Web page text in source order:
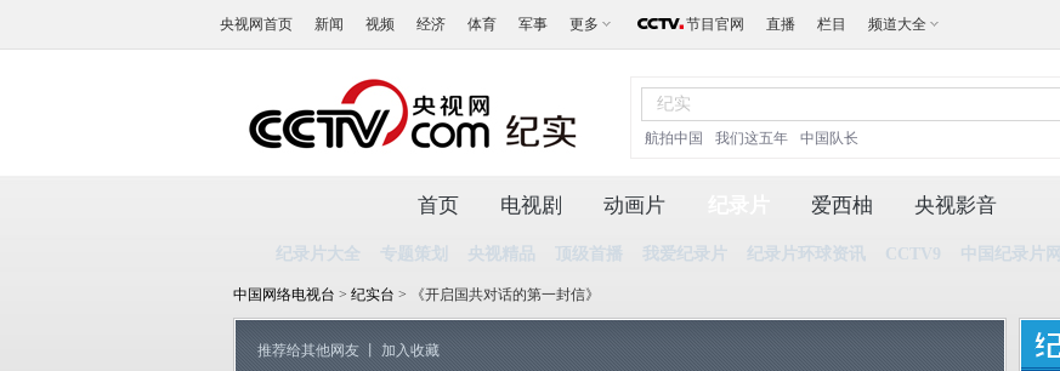
央视网首页 新闻 视频 经济 体育 军事 更多 节目官网 直播 栏目 频道大全
航拍中国 我们这五年 中国队长
首页 电视剧 动画片
纪录片大全 专题策划 央视精品 顶级首播 我爱纪录片 纪录片环球资讯 CCTV9 中国纪录片网
爱西柚 央视影音
中国网络电视台 > 纪实台 > 《开启国共对话的第一封信》
推荐给其他网友 加入收藏